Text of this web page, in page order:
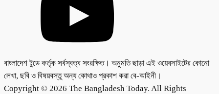
বাংলাদেশ টুডে কর্তৃক সর্বস্বত্ব সংরক্ষিত। অনুমতি ছাড়া এই ওয়েবসাইটের কোনো
লেখা, ছবি ও বিষয়বস্তু অন্য কোথাও প্রকাশ করা বে-আইনী।
Copyright © 2026 The Bangladesh Today. All Rights